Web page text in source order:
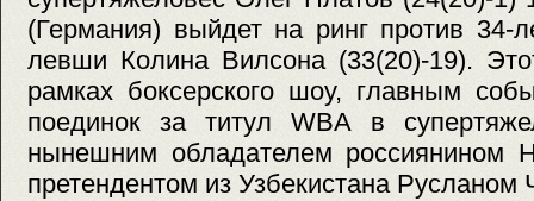
(Германия) выйдет на ринг против 34-
левши Колина Вилсона (33(20)-19).
рамках боксерского шоу, главным
поединок за титул WBA в
нынешним обладателем россиянином
претендентом из Узбекистана Русланом